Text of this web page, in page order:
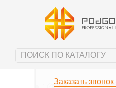
Заказать звонок